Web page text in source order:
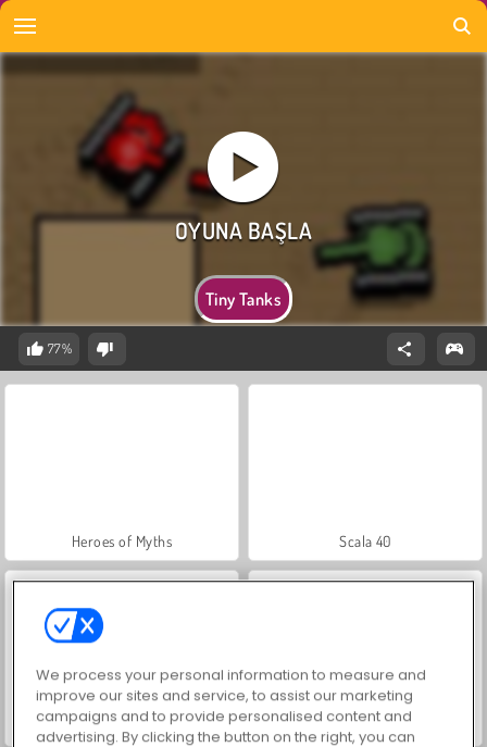
Tiny Tanks
77%
Heroes of Myths Scala 40
İçecekleri Eşle Büyük Mahjong Eşleme
We process your personal information to measure and
improve our sites and service, to assist our marketing
campaigns and to provide personalised content and
advertising. By clicking the button on the right, you can